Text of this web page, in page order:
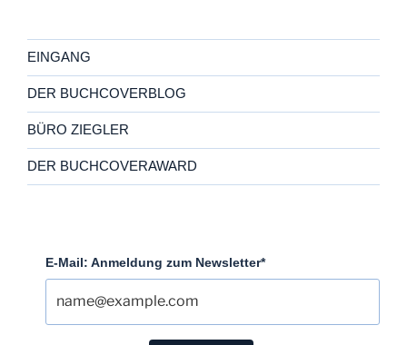
EINGANG
DER BUCHCOVERBLOG
BÜRO ZIEGLER
DER BUCHCOVERAWARD
E-Mail: Anmeldung zum Newsletter*